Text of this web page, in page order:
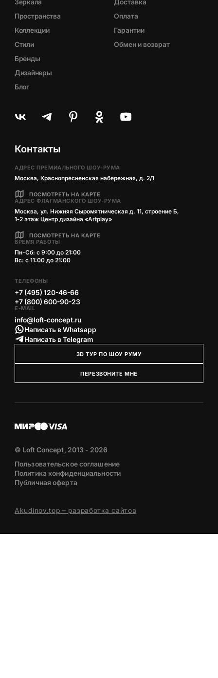
Зеркала
Пространства
Коллекции
Стили
Бренды
Дизайнеры
Блог
Доставка
Оплата
Гарантии
Обмен и возврат
Контакты
АДРЕС ПРЕМИАЛЬНОГО ШОУ-РУМА
Москва, Краснопресненская набережная, д. 2/1
ПОСМОТРЕТЬ НА КАРТЕ
АДРЕС ФЛАГМАНСКОГО ШОУ-РУМА
Москва, ул. Нижняя Сыромятническая д. 11, строение Б,
1‑2 этаж Центр дизайна «Artplay»
ПОСМОТРЕТЬ НА КАРТЕ
ВРЕМЯ РАБОТЫ
Пн-Сб: с 9:00 до 21:00
Вс: с 11:00 до 21:00
ТЕЛЕФОНЫ
+7 (495) 120-46-66
+7 (800) 600-90-23
E-MAIL
info@loft-concept.ru
Написать в Whatsapp
Написать в Telegram
3D ТУР ПО ШОУ РУМУ
ПЕРЕЗВОНИТЕ МНЕ
© Loft Concept, 2013 - 2026
Пользовательское соглашение
Политика конфиденциальности
Публичная оферта
Akudinov.top – разработка сайтов